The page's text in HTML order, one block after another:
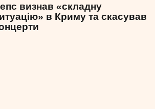
визнав «складну
в Криму та скасував